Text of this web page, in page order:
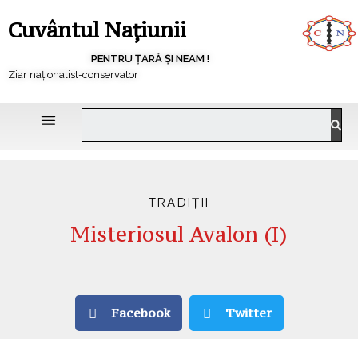
Cuvântul Națiunii
PENTRU ȚARĂ ȘI NEAM !
Ziar naționalist-conservator
TRADIȚII
Misteriosul Avalon (I)
Facebook Twitter